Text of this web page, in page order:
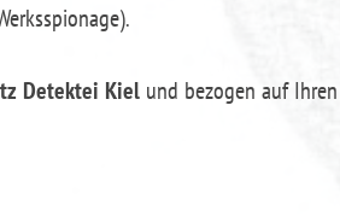
Detektei Kiel und bezogen auf Ihren